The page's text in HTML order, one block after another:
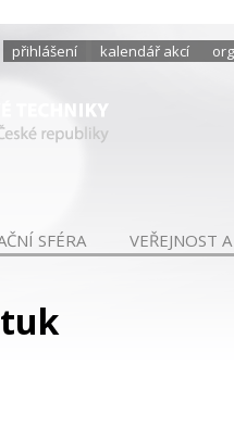
přihlášení kalendář akcí
SFÉRA VEŘEJNOST